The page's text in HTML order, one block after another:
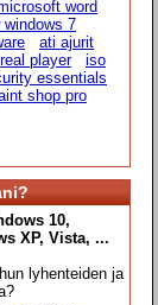
word
windows 7
ati ajurit
real player
iso
essentials
shop pro
10,
XP, Vista, ...
lyhenteiden ja